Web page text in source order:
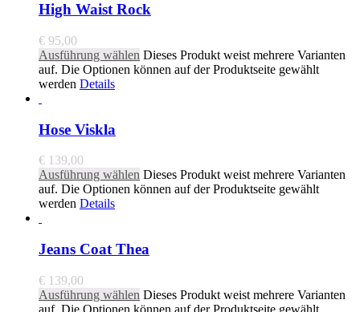
High Waist Rock
€ 95,00
Ausführung wählen Dieses Produkt weist mehrere Varianten
auf. Die Optionen können auf der Produktseite gewählt
werden Details
Hose Viskla
€ 139,00
Ausführung wählen Dieses Produkt weist mehrere Varianten
auf. Die Optionen können auf der Produktseite gewählt
werden Details
Jeans Coat Thea
€ 139,00
Ausführung wählen Dieses Produkt weist mehrere Varianten
auf. Die Optionen können auf der Produktseite gewählt